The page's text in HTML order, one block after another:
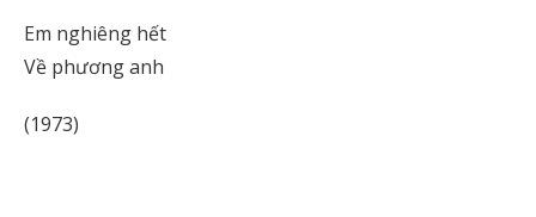
Em nghiêng hết
Về phương anh
(1973)